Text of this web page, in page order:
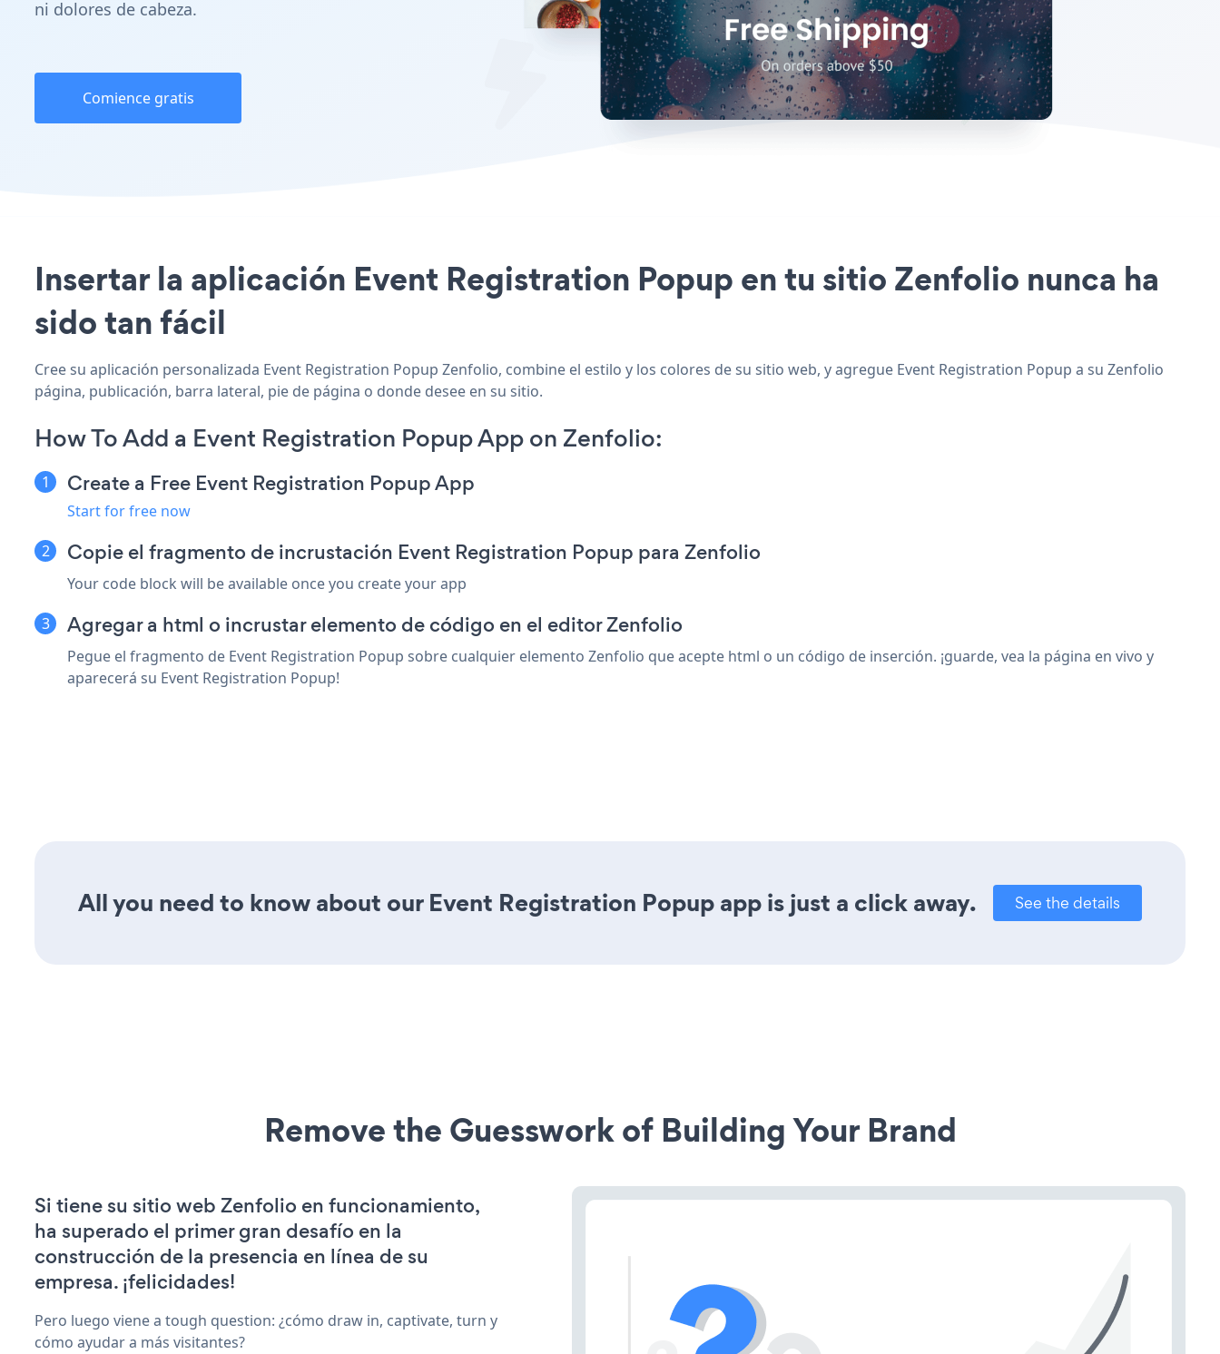
ni dolores de cabeza.
Comience gratis
Insertar la aplicación Event Registration Popup en tu sitio Zenfolio nunca ha
sido tan fácil
Cree su aplicación personalizada Event Registration Popup Zenfolio, combine el estilo y los colores de su sitio web, y agregue Event Registration Popup a su Zenfolio
página, publicación, barra lateral, pie de página o donde desee en su sitio.
How To Add a Event Registration Popup App on Zenfolio:
Create a Free Event Registration Popup App
Start for free now
Copie el fragmento de incrustación Event Registration Popup para Zenfolio
Your code block will be available once you create your app
Agregar a html o incrustar elemento de código en el editor Zenfolio
Pegue el fragmento de Event Registration Popup sobre cualquier elemento Zenfolio que acepte html o un código de inserción. ¡guarde, vea la página en vivo y
aparecerá su Event Registration Popup!
All you need to know about our Event Registration Popup app is just a click away. See the details
Remove the Guesswork of Building Your Brand
Si tiene su sitio web Zenfolio en funcionamiento,
ha superado el primer gran desafío en la
construcción de la presencia en línea de su
empresa. ¡felicidades!
Pero luego viene a tough question: ¿cómo draw in, captivate, turn y
cómo ayudar a más visitantes?